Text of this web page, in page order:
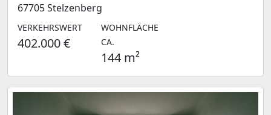
67705 Stelzenberg
VERKEHRSWERT
402.000 €
WOHNFLÄCHE
CA.
144 m²